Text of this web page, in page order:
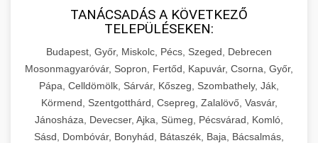
TANÁCSADÁS A KÖVETKEZŐ
TELEPÜLÉSEKEN:
Budapest, Győr, Miskolc, Pécs, Szeged, Debrecen
Mosonmagyaróvár, Sopron, Fertőd, Kapuvár, Csorna, Győr,
Pápa, Celldömölk, Sárvár, Kőszeg, Szombathely, Ják,
Körmend, Szentgotthárd, Csepreg, Zalalövő, Vasvár,
Jánosháza, Devecser, Ajka, Sümeg, Pécsvárad, Komló,
Sásd, Dombóvár, Bonyhád, Bátaszék, Baja, Bácsalmás,